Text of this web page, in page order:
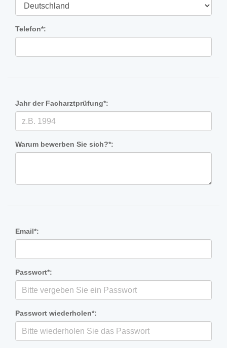
Telefon*:
Jahr der Facharztprüfung*:
Warum bewerben Sie sich?*:
Email*:
Passwort*:
Passwort wiederholen*: